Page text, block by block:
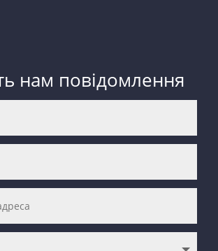
нам повідомлення